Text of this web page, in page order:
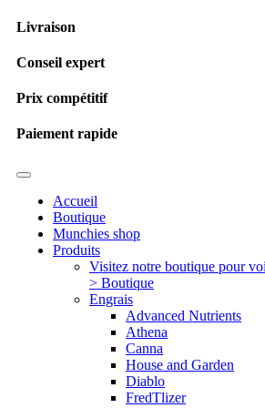
Livraison
Conseil expert
Prix compétitif
Paiement rapide
Accueil
Boutique
Munchies shop
Produits
Visitez notre boutique pour
> Boutique
Engrais
Advanced Nutrients
Athena
Canna
House and Garden
Diablo
FredTlizer